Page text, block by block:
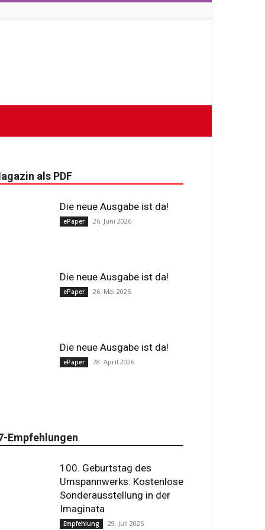
als PDF
Die neue Ausgabe ist da!
ePaper 26. Juni 2026
Die neue Ausgabe ist da!
ePaper 26. Mai 2026
Die neue Ausgabe ist da!
ePaper 28. April 2026
Empfehlungen
100. Geburtstag des
Umspannwerks: Kostenlose
Sonderausstellung in der
Imaginata
Empfehlung 29. Juli 2026